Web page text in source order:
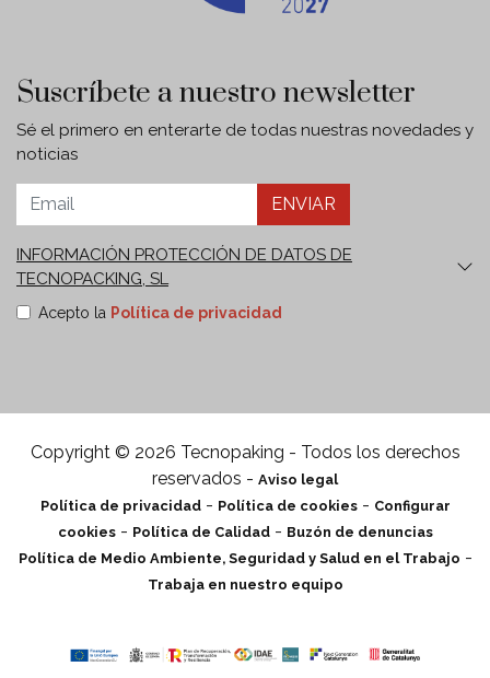
Suscríbete a nuestro newsletter
Sé el primero en enterarte de todas nuestras novedades y
noticias
ENVIAR
INFORMACIÓN PROTECCIÓN DE DATOS DE
TECNOPACKING, SL
Finalidades: Envío de nuestro boletín comercial y de
comunicaciones informativas y publicitarias sobre
limitación y portabilidad de sus datos en
tecnopacking@delegado-datos.com
.
Adicional:
Puede ampliar la información en el enlace de
Política de privacidad
Acepto la Política de privacidad
Copyright © 2026 Tecnopaking - Todos los derechos
reservados - Aviso legal
Política de privacidad- Política de cookies- Configurar
cookies- Política de Calidad- Buzón de denuncias
Política de Medio Ambiente, Seguridad y Salud en el Trabajo -
Trabaja en nuestro equipo